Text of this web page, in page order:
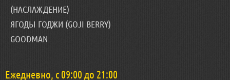
(НАСЛАЖДЕНИЕ)
ЯГОДЫ ГОДЖИ (GOJI BERRY)
GOODMAN
Ежедневно, с 09:00 до 21:00